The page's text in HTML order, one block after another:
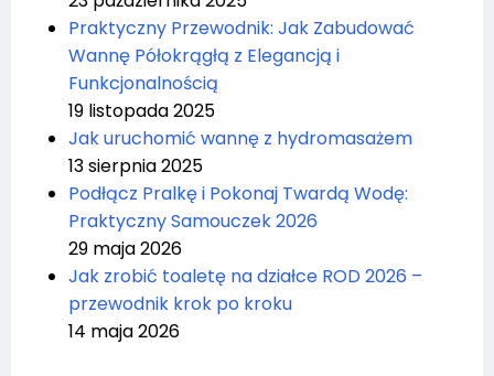
Praktyczny Przewodnik: Jak Zabudować
Wannę Półokrągłą z Elegancją i
Funkcjonalnością
19 listopada 2025
Jak uruchomić wannę z hydromasażem
13 sierpnia 2025
Podłącz Pralkę i Pokonaj Twardą Wodę:
Praktyczny Samouczek 2026
29 maja 2026
Jak zrobić toaletę na działce ROD 2026 –
przewodnik krok po kroku
14 maja 2026